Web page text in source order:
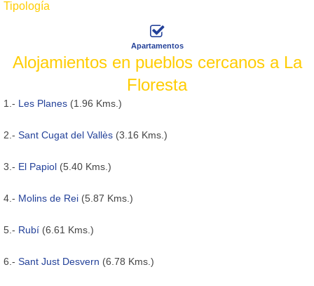
Tipología
Apartamentos
Alojamientos en pueblos cercanos a La
Floresta
1.- Les Planes (1.96 Kms.)
2.- Sant Cugat del Vallès (3.16 Kms.)
3.- El Papiol (5.40 Kms.)
4.- Molins de Rei (5.87 Kms.)
5.- Rubí (6.61 Kms.)
6.- Sant Just Desvern (6.78 Kms.)